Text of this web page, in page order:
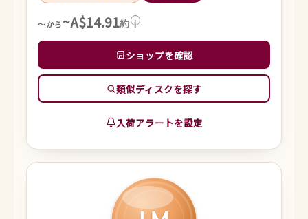
～から~A$14.91約 i
ショップを確認
類似ディスクを探す
入荷アラートを設定